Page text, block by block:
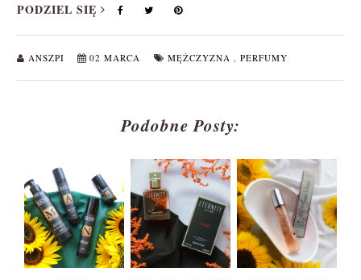
PODZIEL SIĘ
ANSZPI 02 MARCA MĘŻCZYZNA PERFUMY
Podobne Posty: